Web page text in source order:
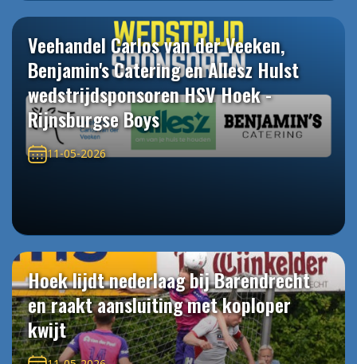
Veehandel Carlos van der Veeken,
Benjamin's Catering en Allesz Hulst
wedstrijdsponsoren HSV Hoek -
Rijnsburgse Boys
11-05-2026
Hoek lijdt nederlaag bij Barendrecht
en raakt aansluiting met koploper
kwijt